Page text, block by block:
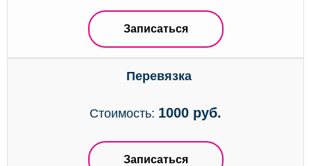
Записаться
Перевязка
Стоимость: 1000 руб.
Записаться